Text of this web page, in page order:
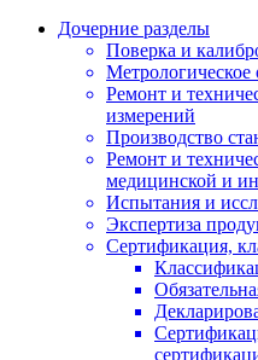
Дочерние разделы
Поверка и
Метрологическое
Ремонт и
измерений
Производство
Ремонт и
медицинской и
Испытания и
Экспертиза
Сертификация,